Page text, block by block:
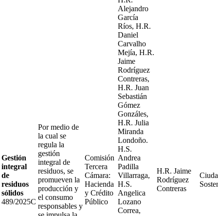
Gestión
integral
de
residuos
sólidos
489/2025C
Por medio de
la cual se
regula la
gestión
integral de
residuos, se
promueven la
producción y
el consumo
responsables y
Comisión
Tercera
Cámara:
Hacienda
y Crédito
Público
Alejandro
García
Ríos, H.R.
Daniel
Carvalho
Mejía, H.R.
Jaime
Rodríguez
Contreras,
H.R. Juan
Sebastián
Gómez
Gonzáles,
H.R. Julia
Miranda
Londoño.
H.S.
Andrea
Padilla
Villarraga,
H.S.
Angelica
Lozano
Correa,
H.R. Jaime
Rodríguez
Contreras